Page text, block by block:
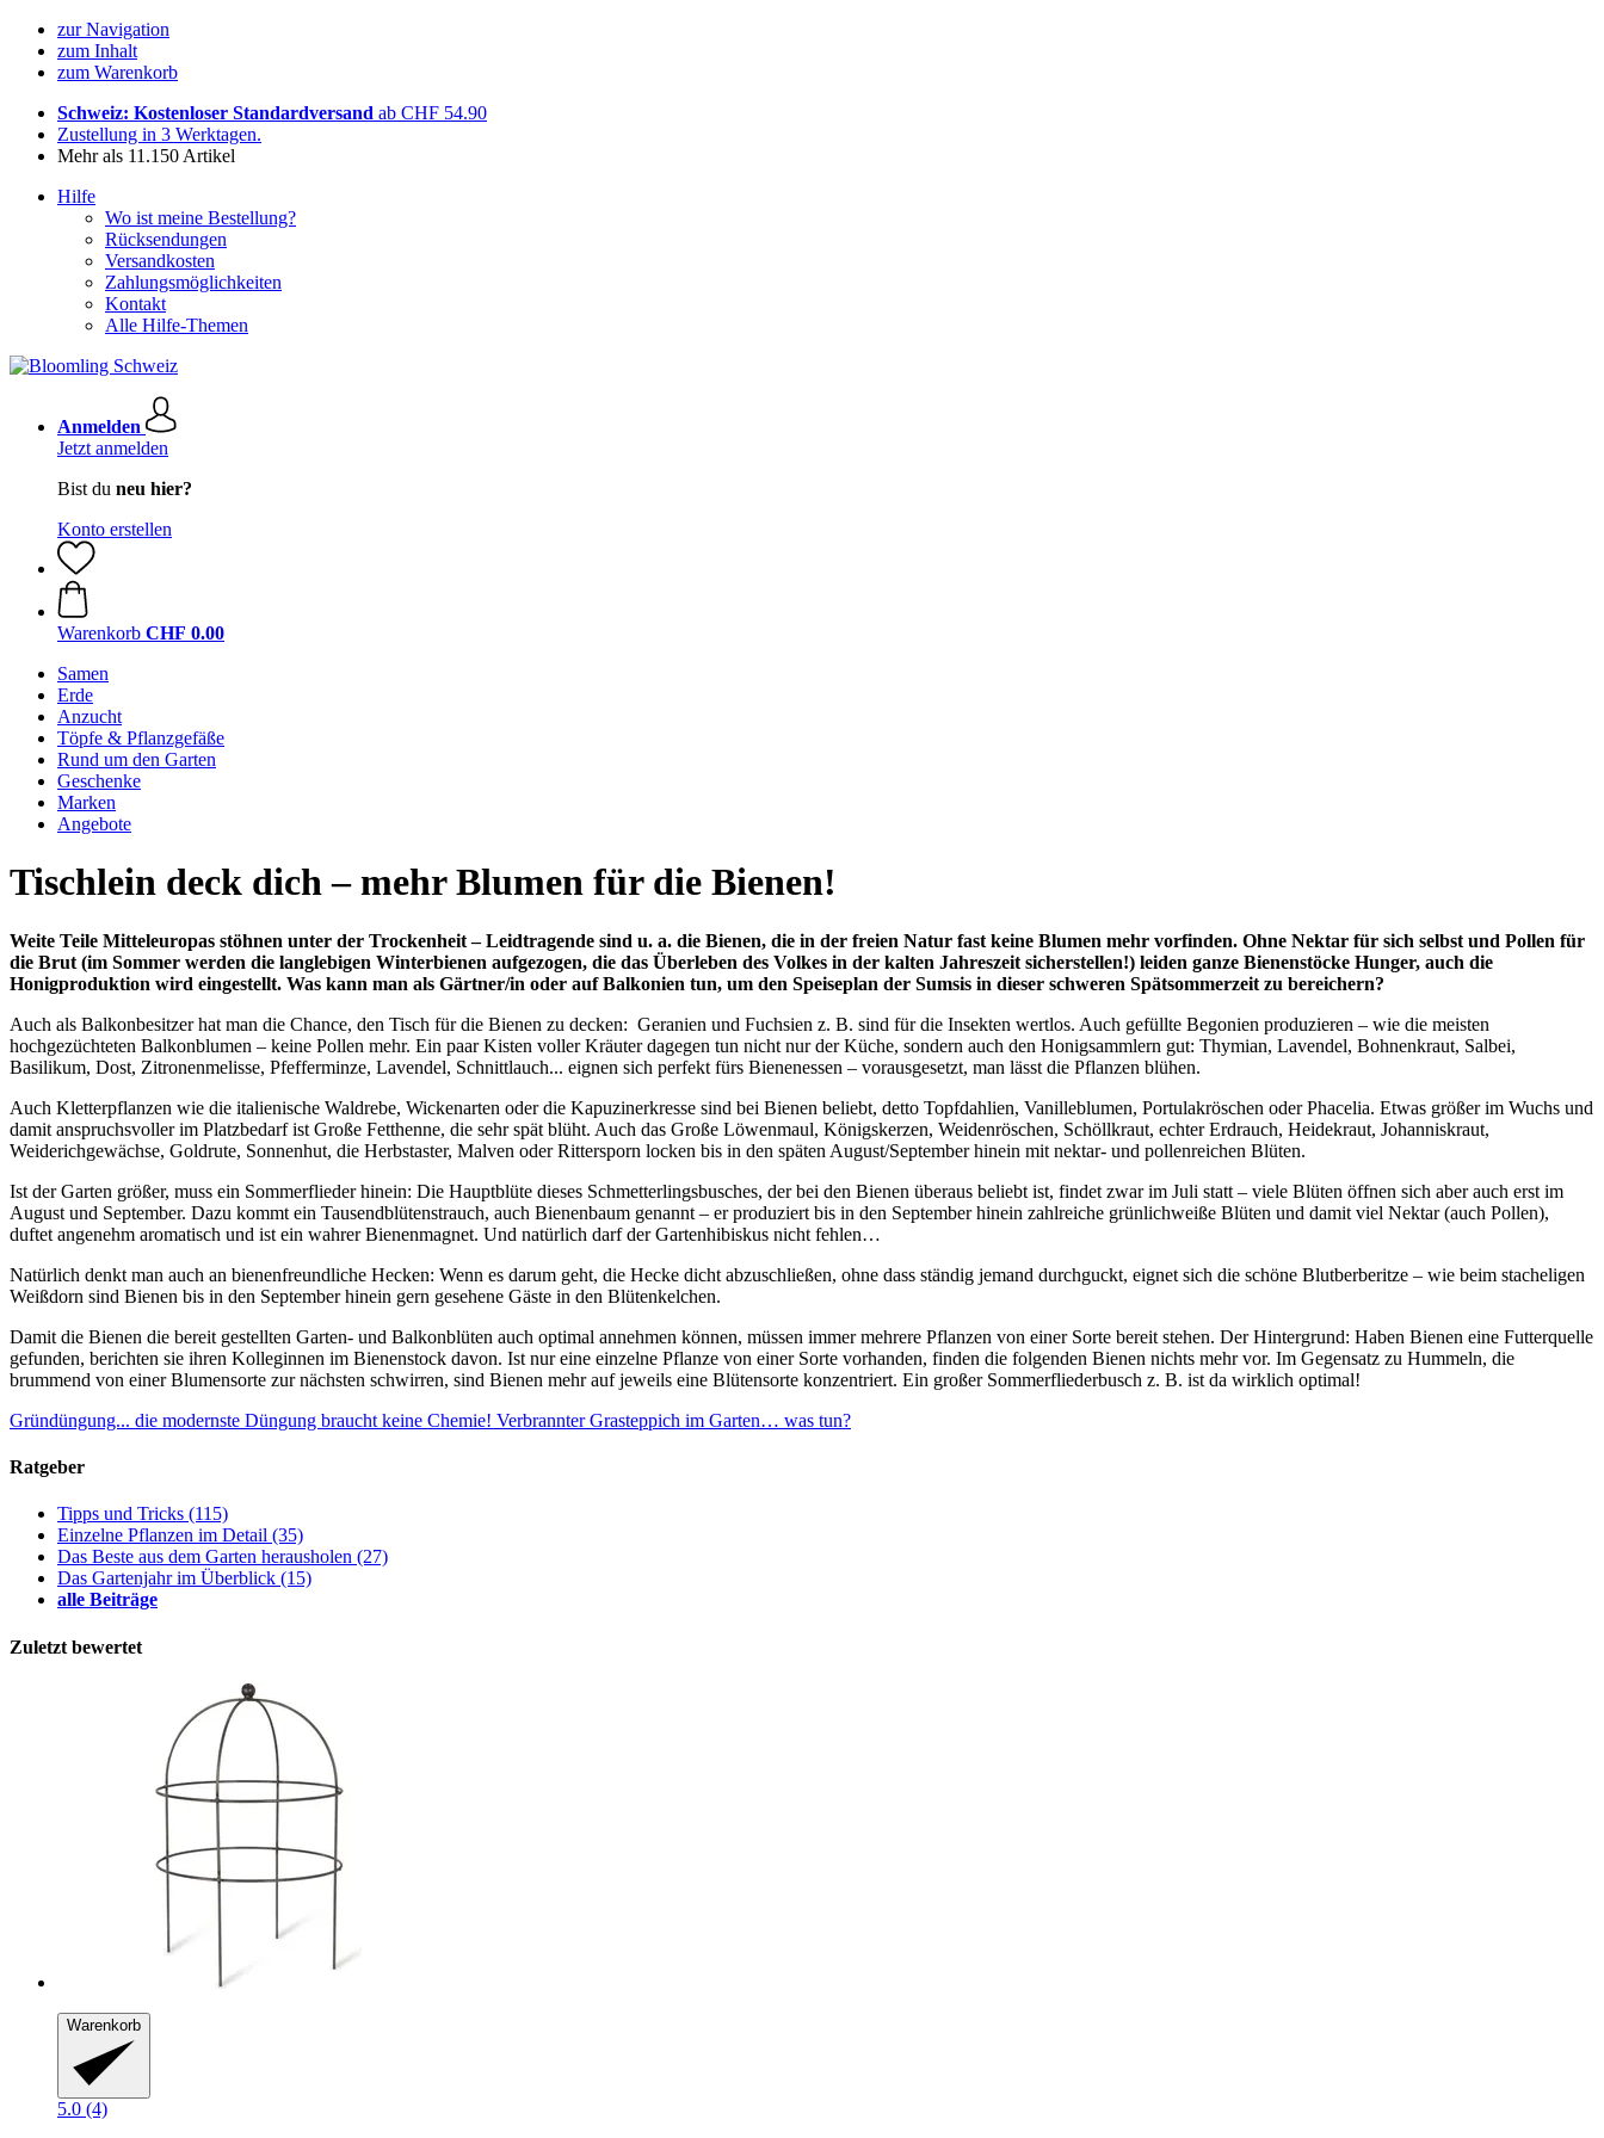
zur Navigation
zum Inhalt
zum Warenkorb
Schweiz: Kostenloser Standardversand ab CHF 54.90
Zustellung in 3 Werktagen.
Mehr als 11.150 Artikel
Hilfe
Wo ist meine Bestellung?
Rücksendungen
Versandkosten
Zahlungsmöglichkeiten
Kontakt
Alle Hilfe-Themen
Anmelden
Jetzt anmelden
Bist du neu hier?
Konto erstellen
Warenkorb CHF 0.00
Samen
Erde
Anzucht
Töpfe & Pflanzgefäße
Rund um den Garten
Geschenke
Marken
Angebote
Tischlein deck dich – mehr Blumen für die Bienen!
Weite Teile Mitteleuropas stöhnen unter der Trockenheit – Leidtragende sind u. a. die Bienen, die in der freien Natur fast keine Blumen mehr vorfinden. Ohne Nektar für sich selbst und Pollen für
die Brut (im Sommer werden die langlebigen Winterbienen aufgezogen, die das Überleben des Volkes in der kalten Jahreszeit sicherstellen!) leiden ganze Bienenstöcke Hunger, auch die
Honigproduktion wird eingestellt. Was kann man als Gärtner/in oder auf Balkonien tun, um den Speiseplan der Sumsis in dieser schweren Spätsommerzeit zu bereichern?
Auch als Balkonbesitzer hat man die Chance, den Tisch für die Bienen zu decken: Geranien und Fuchsien z. B. sind für die Insekten wertlos. Auch gefüllte Begonien produzieren – wie die meisten
hochgezüchteten Balkonblumen – keine Pollen mehr. Ein paar Kisten voller Kräuter dagegen tun nicht nur der Küche, sondern auch den Honigsammlern gut: Thymian, Lavendel, Bohnenkraut, Salbei,
Basilikum, Dost, Zitronenmelisse, Pfefferminze, Lavendel, Schnittlauch... eignen sich perfekt fürs Bienenessen – vorausgesetzt, man lässt die Pflanzen blühen.
Auch Kletterpflanzen wie die italienische Waldrebe, Wickenarten oder die Kapuzinerkresse sind bei Bienen beliebt, detto Topfdahlien, Vanilleblumen, Portulakröschen oder Phacelia. Etwas größer im Wuchs und
damit anspruchsvoller im Platzbedarf ist Große Fetthenne, die sehr spät blüht. Auch das Große Löwenmaul, Königskerzen, Weidenröschen, Schöllkraut, echter Erdrauch, Heidekraut, Johanniskraut,
Weiderichgewächse, Goldrute, Sonnenhut, die Herbstaster, Malven oder Rittersporn locken bis in den späten August/September hinein mit nektar- und pollenreichen Blüten.
Ist der Garten größer, muss ein Sommerflieder hinein: Die Hauptblüte dieses Schmetterlingsbusches, der bei den Bienen überaus beliebt ist, findet zwar im Juli statt – viele Blüten öffnen sich aber auch erst im
August und September. Dazu kommt ein Tausendblütenstrauch, auch Bienenbaum genannt – er produziert bis in den September hinein zahlreiche grünlichweiße Blüten und damit viel Nektar (auch Pollen),
duftet angenehm aromatisch und ist ein wahrer Bienenmagnet. Und natürlich darf der Gartenhibiskus nicht fehlen…
Natürlich denkt man auch an bienenfreundliche Hecken: Wenn es darum geht, die Hecke dicht abzuschließen, ohne dass ständig jemand durchguckt, eignet sich die schöne Blutberberitze – wie beim stacheligen
Weißdorn sind Bienen bis in den September hinein gern gesehene Gäste in den Blütenkelchen.
Damit die Bienen die bereit gestellten Garten- und Balkonblüten auch optimal annehmen können, müssen immer mehrere Pflanzen von einer Sorte bereit stehen. Der Hintergrund: Haben Bienen eine Futterquelle
gefunden, berichten sie ihren Kolleginnen im Bienenstock davon. Ist nur eine einzelne Pflanze von einer Sorte vorhanden, finden die folgenden Bienen nichts mehr vor. Im Gegensatz zu Hummeln, die
brummend von einer Blumensorte zur nächsten schwirren, sind Bienen mehr auf jeweils eine Blütensorte konzentriert. Ein großer Sommerfliederbusch z. B. ist da wirklich optimal!
Gründüngung... die modernste Düngung braucht keine Chemie! Verbrannter Grasteppich im Garten… was tun?
Ratgeber
Tipps und Tricks (115)
Einzelne Pflanzen im Detail (35)
Das Beste aus dem Garten herausholen (27)
Das Gartenjahr im Überblick (15)
alle Beiträge
Zuletzt bewertet
Warenkorb
5.0 (4)